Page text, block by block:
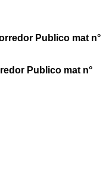
Publico mat n°
Publico mat n°